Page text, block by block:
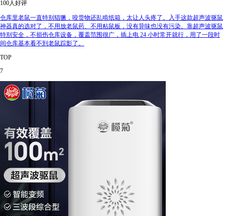
100人好评
仓库里老鼠一直特别猖獗，咬货物还乱啃纸箱，太让人头疼了。入手这款超声波驱鼠
神器真的选对了，不用放老鼠药、不用粘鼠板，没有异味也没有污染。靠超声波驱鼠
特别安全，不损伤仓库设备，覆盖范围很广，插上电 24 小时常开就行，用了一段时
间仓库基本看不到老鼠踪影了。
TOP
7